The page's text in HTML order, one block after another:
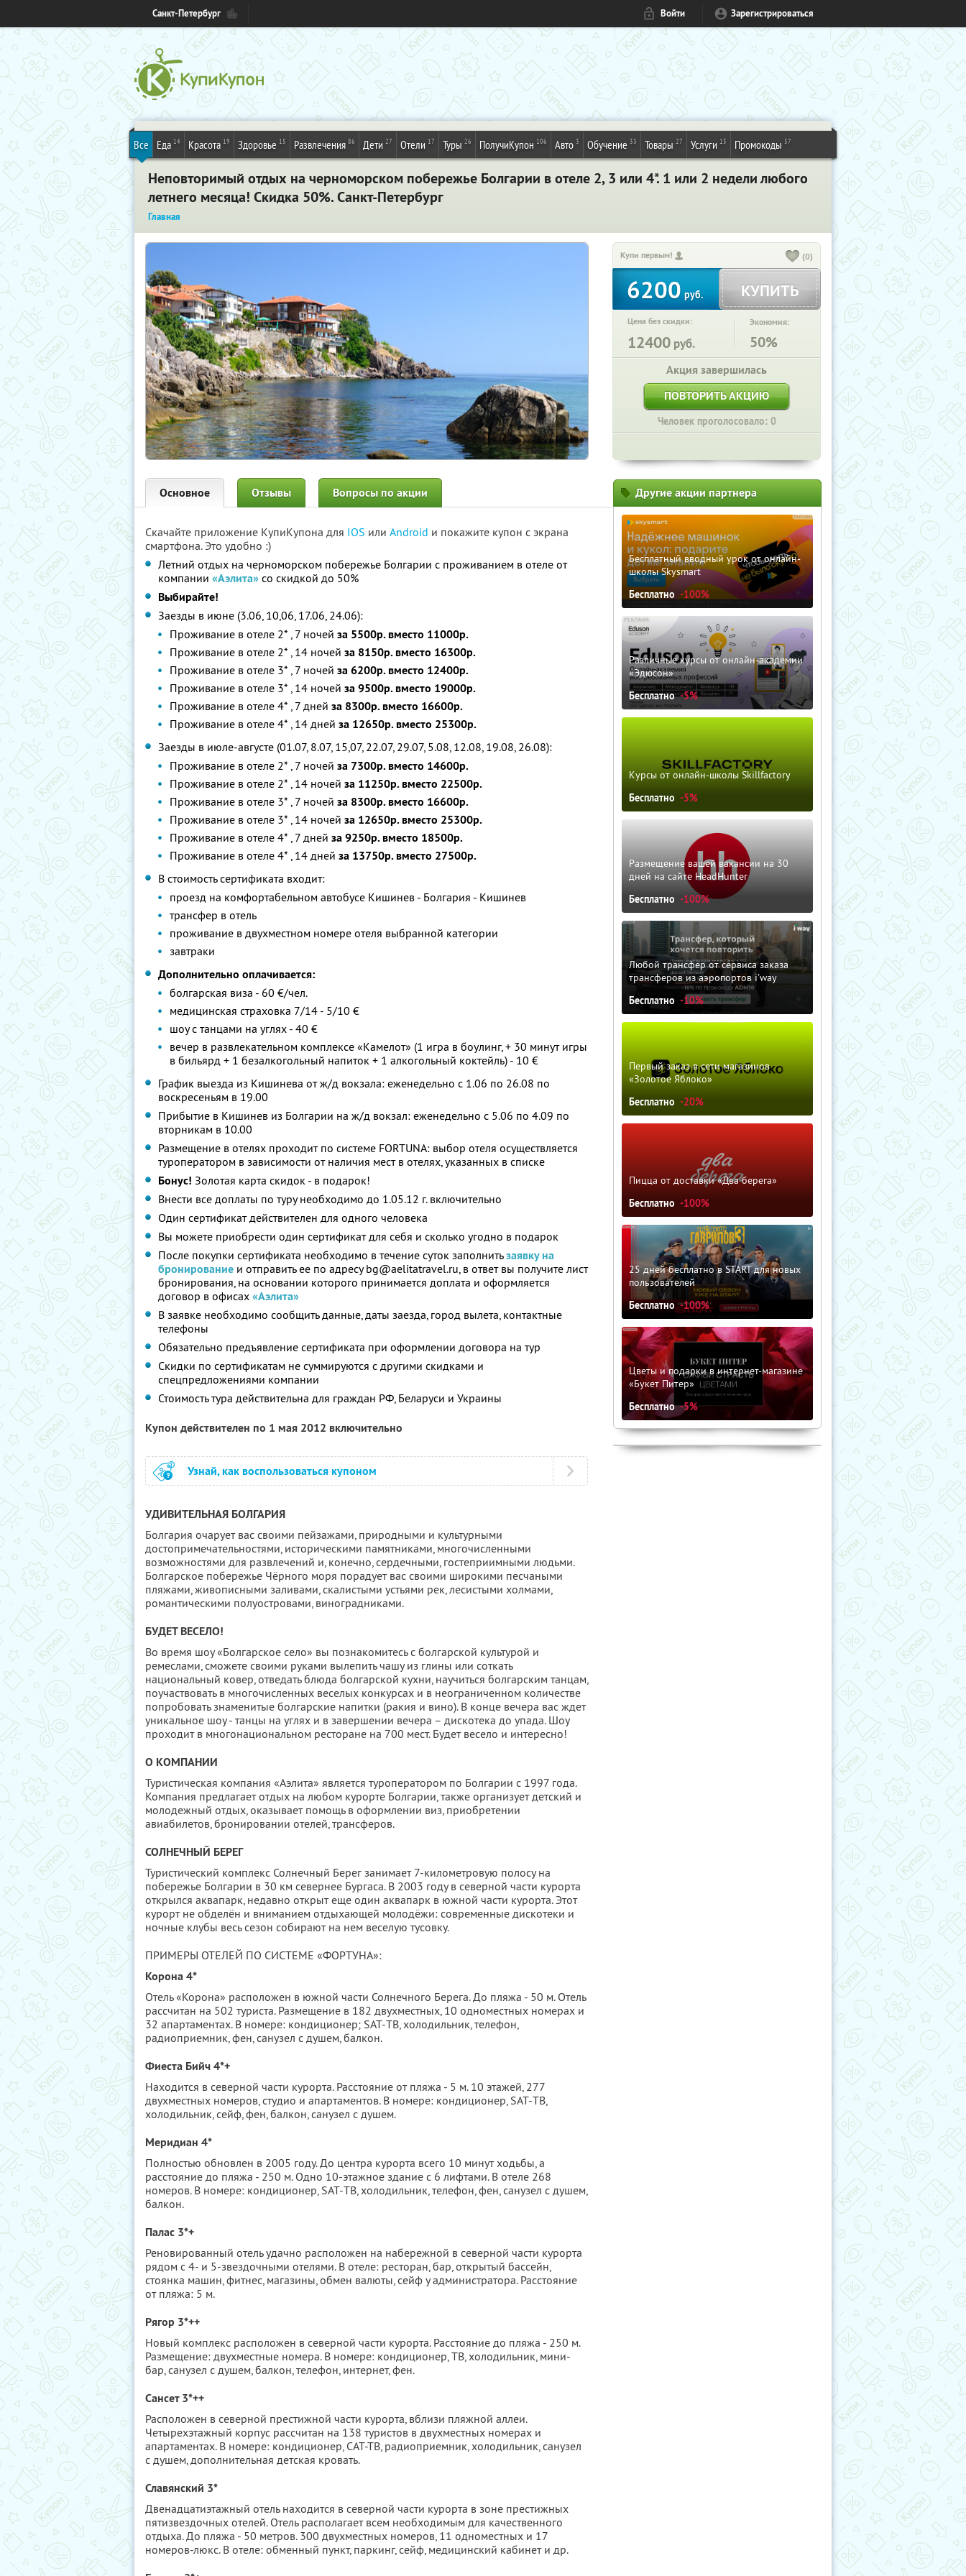
Санкт-Петербург Войти Зарегистрироваться
Все Еда 14 Красота 19 Здоровье 15 Развлечения 86 Дети 27 Отели 17 Туры 26 ПолучиКупон 106 Авто 3 Обучение 33 Товары 27 Услуги 15 Промокоды 57
Неповторимый отдых на черноморском побережье Болгарии в отеле 2, 3 или 4*. 1 или 2 недели любого
летнего месяца! Скидка 50%. Санкт-Петербург
Главная
Купи первым! (0)
6200руб. КУПИТЬ
Цена без скидки:
12400 руб.
Экономия:
50%
Акция завершилась
ПОВТОРИТЬ АКЦИЮ
Человек проголосовало: 0
Основное Отзывы Вопросы по акции
Скачайте приложение КупиКупона для IOS или Android и покажите купон с экрана
смартфона. Это удобно :)
Летний отдых на черноморском побережье Болгарии с проживанием в отеле от
компании «Аэлита» со скидкой до 50%
Выбирайте!
Заезды в июне (3.06, 10,06, 17.06, 24.06):
Проживание в отеле 2* , 7 ночей за 5500р. вместо 11000р.
Проживание в отеле 2* , 14 ночей за 8150р. вместо 16300р.
Проживание в отеле 3* , 7 ночей за 6200р. вместо 12400р.
Проживание в отеле 3* , 14 ночей за 9500р. вместо 19000р.
Проживание в отеле 4* , 7 дней за 8300р. вместо 16600р.
Проживание в отеле 4* , 14 дней за 12650р. вместо 25300р.
Заезды в июле-августе (01.07, 8.07, 15,07, 22.07, 29.07, 5.08, 12.08, 19.08, 26.08):
Проживание в отеле 2* , 7 ночей за 7300р. вместо 14600р.
Проживание в отеле 2* , 14 ночей за 11250р. вместо 22500р.
Проживание в отеле 3* , 7 ночей за 8300р. вместо 16600р.
Проживание в отеле 3* , 14 ночей за 12650р. вместо 25300р.
Проживание в отеле 4* , 7 дней за 9250р. вместо 18500р.
Проживание в отеле 4* , 14 дней за 13750р. вместо 27500р.
В стоимость сертификата входит:
проезд на комфортабельном автобусе Кишинев - Болгария - Кишинев
трансфер в отель
проживание в двухместном номере отеля выбранной категории
завтраки
Дополнительно оплачивается:
болгарская виза - 60 €/чел.
медицинская страховка 7/14 - 5/10 €
шоу с танцами на углях - 40 €
вечер в развлекательном комплексе «Камелот» (1 игра в боулинг, + 30 минут игры
в бильярд + 1 безалкогольный напиток + 1 алкогольный коктейль) - 10 €
График выезда из Кишинева от ж/д вокзала: еженедельно с 1.06 по 26.08 по
воскресеньям в 19.00
Прибытие в Кишинев из Болгарии на ж/д вокзал: еженедельно с 5.06 по 4.09 по
вторникам в 10.00
Размещение в отелях проходит по системе FORTUNA: выбор отеля осуществляется
туроператором в зависимости от наличия мест в отелях, указанных в списке
Бонус! Золотая карта скидок - в подарок!
Внести все доплаты по туру необходимо до 1.05.12 г. включительно
Один сертификат действителен для одного человека
Вы можете приобрести один сертификат для себя и сколько угодно в подарок
После покупки сертификата необходимо в течение суток заполнитьзаявку на
бронирование и отправить ее по адресу bg@aelitatravel.ru, в ответ вы получите лист
бронирования, на основании которого принимается доплата и оформляется
договор в офисах «Аэлита»
В заявке необходимо сообщить данные, даты заезда, город вылета, контактные
телефоны
Обязательно предъявление сертификата при оформлении договора на тур
Скидки по сертификатам не суммируются с другими скидками и
спецпредложениями компании
Стоимость тура действительна для граждан РФ, Беларуси и Украины
Купон действителен по 1 мая 2012 включительно
Узнай, как воспользоваться купоном
УДИВИТЕЛЬНАЯ БОЛГАРИЯ
Болгария очарует вас своими пейзажами, природными и культурными
достопримечательностями, историческими памятниками, многочисленными
возможностями для развлечений и, конечно, сердечными, гостеприимными людьми.
Болгарское побережье Чёрного моря порадует вас своими широкими песчаными
пляжами, живописными заливами, скалистыми устьями рек, лесистыми холмами,
романтическими полуостровами, виноградниками.
БУДЕТ ВЕСЕЛО!
Во время шоу «Болгарское село» вы познакомитесь с болгарской культурой и
ремеслами, сможете своими руками вылепить чашу из глины или соткать
национальный ковер, отведать блюда болгарской кухни, научиться болгарским танцам,
поучаствовать в многочисленных веселых конкурсах и в неограниченном количестве
попробовать знаменитые болгарские напитки (ракия и вино). В конце вечера вас ждет
уникальное шоу - танцы на углях и в завершении вечера – дискотека до упада. Шоу
проходит в многонациональном ресторане на 700 мест. Будет весело и интересно!
О КОМПАНИИ
Туристическая компания «Аэлита» является туроператором по Болгарии с 1997 года.
Компания предлагает отдых на любом курорте Болгарии, также организует детский и
молодежный отдых, оказывает помощь в оформлении виз, приобретении
авиабилетов, бронировании отелей, трансферов.
СОЛНЕЧНЫЙ БЕРЕГ
Туристический комплекс Солнечный Берег занимает 7-километровую полосу на
побережье Болгарии в 30 км севернее Бургаса. В 2003 году в северной части курорта
открылся аквапарк, недавно открыт еще один аквапарк в южной части курорта. Этот
курорт не обделён и вниманием отдыхающей молодёжи: современные дискотеки и
ночные клубы весь сезон собирают на нем веселую тусовку.
ПРИМЕРЫ ОТЕЛЕЙ ПО СИСТЕМЕ «ФОРТУНА»:
Корона 4*
Отель «Корона» расположен в южной части Солнечного Берега. До пляжа - 50 м. Отель
рассчитан на 502 туриста. Размещение в 182 двухместных, 10 одноместных номерах и
32 апартаментах. В номере: кондиционер; SAT-ТВ, холодильник, телефон,
радиоприемник, фен, санузел с душем, балкон.
Фиеста Бийч 4*+
Находится в северной части курорта. Расстояние от пляжа - 5 м. 10 этажей, 277
двухместных номеров, студио и апартаментов. В номере: кондиционер, SAT-ТВ,
холодильник, сейф, фен, балкон, санузел с душем.
Меридиан 4*
Полностью обновлен в 2005 году. До центра курорта всего 10 минут ходьбы, а
расстояние до пляжа - 250 м. Одно 10-этажное здание с 6 лифтами. В отеле 268
номеров. В номере: кондиционер, SAT-ТВ, холодильник, телефон, фен, санузел с душем,
балкон.
Палас 3*+
Реновированный отель удачно расположен на набережной в северной части курорта
рядом с 4- и 5-звездочными отелями. В отеле: ресторан, бар, открытый бассейн,
стоянка машин, фитнес, магазины, обмен валюты, сейф у администратора. Расстояние
от пляжа: 5 м.
Рягор 3*++
Новый комплекс расположен в северной части курорта. Расстояние до пляжа - 250 м.
Размещение: двухместные номера. В номере: кондиционер, ТВ, холодильник, мини-
бар, санузел с душем, балкон, телефон, интернет, фен.
Сансет 3*++
Расположен в северной престижной части курорта, вблизи пляжной аллеи.
Четырехэтажный корпус рассчитан на 138 туристов в двухместных номерах и
апартаментах. В номере: кондиционер, САТ-ТВ, радиоприемник, холодильник, санузел
с душем, дополнительная детская кровать.
Славянский 3*
Двенадцатиэтажный отель находится в северной части курорта в зоне престижных
пятизвездочных отелей. Отель располагает всем необходимым для качественного
отдыха. До пляжа - 50 метров. 300 двухместных номеров, 11 одноместных и 17
номеров-люкс. В отеле: обменный пункт, паркинг, сейф, медицинский кабинет и др.
Другие акции партнера
Бесплатный вводный урок от онлайн-
школы Skysmart
Бесплатно -100%
Различные курсы от онлайн-академии
«Эдюсон»
Бесплатно -5%
Курсы от онлайн-школы Skillfactory
Бесплатно -5%
Размещение вашей вакансии на 30
дней на сайте HeadHunter
Бесплатно -100%
Любой трансфер от сервиса заказа
трансферов из аэропортов i'way
Бесплатно -10%
Первый заказ в сети магазинов
«Золотое Яблоко»
Бесплатно -20%
Пицца от доставки «Два берега»
Бесплатно -100%
25 дней бесплатно в START для новых
пользователей
Бесплатно -100%
Цветы и подарки в интернет-магазине
«Букет Питер»
Бесплатно -5%